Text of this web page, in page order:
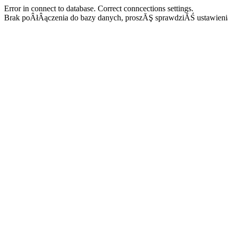
Error in connect to database. Correct conncections settings.
Brak poÂłÂączenia do bazy danych, proszĂŞ sprawdziĂŚ